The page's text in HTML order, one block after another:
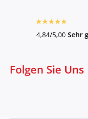
4,84/5,00 Sehr
Folgen Sie Uns